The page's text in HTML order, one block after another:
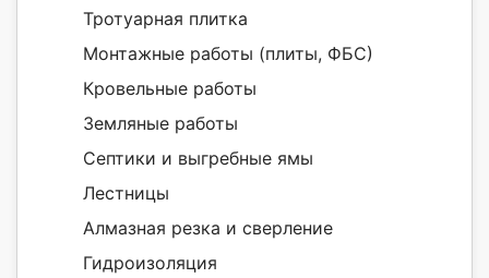
Тротуарная плитка
Монтажные работы (плиты, ФБС)
Кровельные работы
Земляные работы
Септики и выгребные ямы
Лестницы
Алмазная резка и сверление
Гидроизоляция